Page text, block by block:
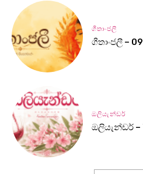
ගීතාංජලී
ගීතාංජලී – 09
ඔලියැන්ඩර්
ඔලියැන්ඩර් –